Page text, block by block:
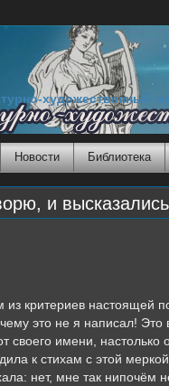
художественный
Новости Библиотека
и
из критериев настоящей
это не я написал!
своего имени,
к стихам с этой
нет, мне так нипочём